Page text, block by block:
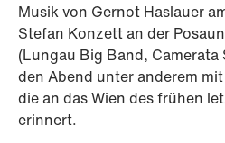
Musik von Gernot Haslauer
Stefan Konzett an der
(Lungau Big Band,
den Abend unter anderem
die an das Wien des frühen
erinnert.